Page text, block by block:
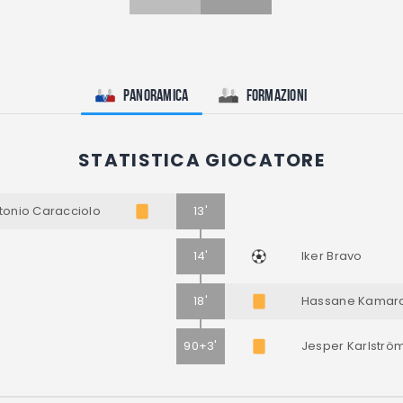
Panoramica Formazioni
STATISTICA GIOCATORE
Caracciolo 13'
14' Iker Bravo
18' Hassane
90+3' Jesper